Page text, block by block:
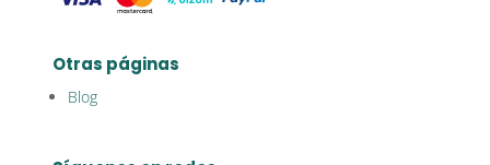
Otras páginas
Blog